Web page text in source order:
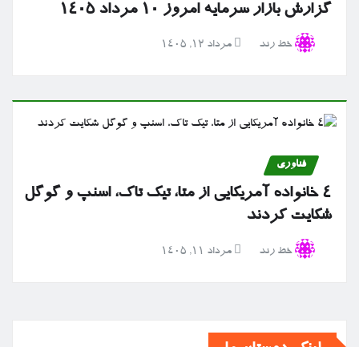
گزارش بازار سرمایه امروز ۱۰ مرداد ۱۴۰۵
خط رند مرداد ۱۲, ۱۴۰۵
فناوری
۴ خانواده آمریکایی از متا، تیک تاک، اسنپ و گوگل
شکایت کردند
خط رند مرداد ۱۱, ۱۴۰۵